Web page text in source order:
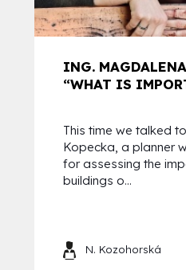
ING.
“WHAT IS
This time we talked
Kopecka, a planner
for assessing the
buildings o...
N. Kozohorská